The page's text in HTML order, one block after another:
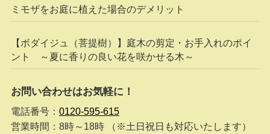
ミモザをお庭に植えた場合のデメリット
【ボダイジュ（菩提樹）】庭木の剪定・お手入れのポイ
ント ～夏に香りの良い花を咲かせる木～
お問い合わせはお気軽に！
電話番号： 0120-595-615
営業時間：8時～18時 （※土日祝日も対応いたします）